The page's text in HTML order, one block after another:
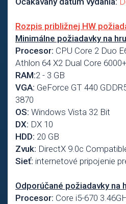
Rozpis približnej HW
Minimálne požiadavky na
Procesor: CPU Core 2 Duo
Athlon 64 X2 Dual Core 6000+
RAM:2 - 3 GB
VGA: GeForce GT 440
3870
OS: Windows Vista 32 Bit
DX: DX 10
HDD: 20 GB
Zvuk: DirectX 9.0c
Sieť: internetové pripojenie
Odporúčané požiadavky na
Procesor: Core i5-670